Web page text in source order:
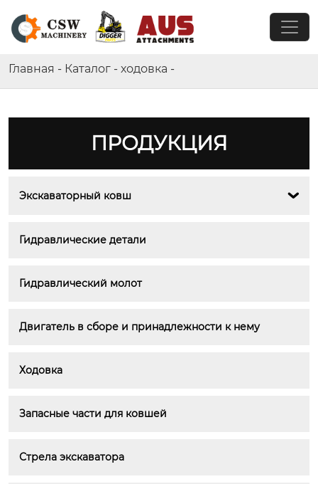
Главная - Каталог - ходовка -
ПРОДУКЦИЯ
Экскаваторный ковш 
Гидравлические детали
Гидравлический молот
Двигатель в сборе и принадлежности к нему
Ходовка
Запасные части для ковшей
Стрела экскаватора